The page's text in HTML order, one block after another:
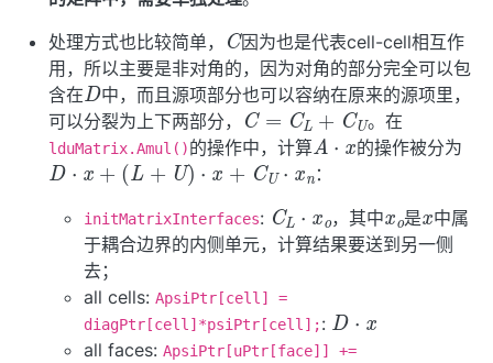
处理方式也比较简单，
因为也是代表cell-cell相互作
用，所以主要是非对角的，因为对角的部分完全可以包
含在
D
中，而且源项部分也可以容纳在原来的源项里，
可以分裂为上下两部分，
C=CL+CU
。在
lduMatrix.Amul()的操作中，计算
A⋅ x
的操作被分为
D⋅x+(L+U)⋅x+CU⋅xn
：
initMatrixInterfaces: ，其中 是
中属
于耦合边界的内侧单元，计算结果要送到另一侧
去；
all cells: ApsiPtr[cell] =
diagPtr[cell]*psiPtr[cell];:
all faces: ApsiPtr[uPtr[face]] +=